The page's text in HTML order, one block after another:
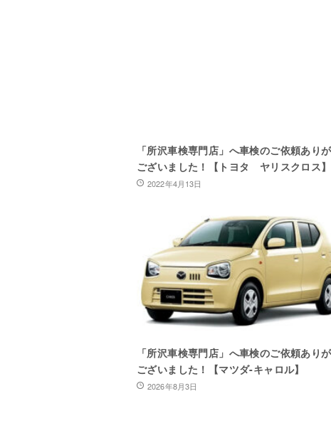
「所沢車検専門店」へ車検のご依頼あり
ございました！【トヨタ ヤリスクロス】
2022年4月13日
「所沢車検専門店」へ車検のご依頼あり
ございました！【マツダ-キャロル】
2026年8月3日